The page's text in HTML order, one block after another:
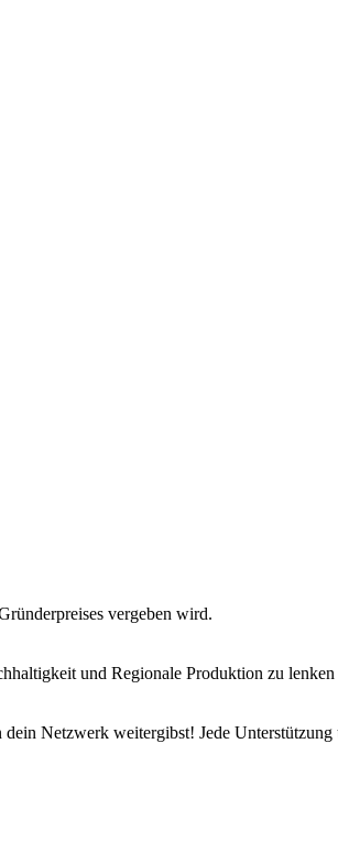
vergeben wird.
und Regionale Produktion zu lenken
Netzwerk weitergibst! Jede